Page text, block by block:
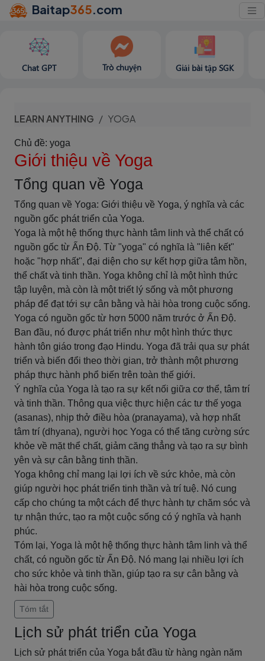
Baitap365.com
Chat GPT Trò chuyện Giải bài tập SGK
LEARN ANYTHING YOGA
Chủ đề: yoga
Giới thiệu về Yoga
Tổng quan về Yoga
Tổng quan về Yoga: Giới thiệu về Yoga, ý nghĩa và các
nguồn gốc phát triển của Yoga.
Yoga là một hệ thống thực hành tâm linh và thể chất có
nguồn gốc từ Ấn Độ. Từ "yoga" có nghĩa là "liên kết"
hoặc "hợp nhất", đại diện cho sự kết hợp giữa tâm hồn,
thể chất và tinh thần. Yoga không chỉ là một hình thức
tập luyện, mà còn là một triết lý sống và một phương
pháp để đạt tới sự cân bằng và hài hòa trong cuộc sống.
Yoga có nguồn gốc từ hơn 5000 năm trước ở Ấn Độ.
Ban đầu, nó được phát triển như một hình thức thực
hành tôn giáo trong đạo Hindu. Yoga đã trải qua sự phát
triển và biến đổi theo thời gian, trở thành một phương
pháp thực hành phổ biến trên toàn thế giới.
Ý nghĩa của Yoga là tạo ra sự kết nối giữa cơ thể, tâm trí
và tinh thần. Thông qua việc thực hiện các tư thế yoga
(asanas), nhịp thở điều hòa (pranayama), và hợp nhất
tâm trí (dhyana), người học Yoga có thể tăng cường sức
khỏe về mặt thể chất, giảm căng thẳng và tạo ra sự bình
yên và sự cân bằng tinh thần.
Yoga không chỉ mang lại lợi ích về sức khỏe, mà còn
giúp người học phát triển tinh thần và trí tuệ. Nó cung
cấp cho chúng ta một cách để thực hành tự chăm sóc và
tự nhận thức, tạo ra một cuộc sống có ý nghĩa và hạnh
phúc.
Tóm lại, Yoga là một hệ thống thực hành tâm linh và thể
chất, có nguồn gốc từ Ấn Độ. Nó mang lại nhiều lợi ích
cho sức khỏe và tinh thần, giúp tạo ra sự cân bằng và
hài hòa trong cuộc sống.
Tóm tắt
Lịch sử phát triển của Yoga
Lịch sử phát triển của Yoga bắt đầu từ hàng ngàn năm